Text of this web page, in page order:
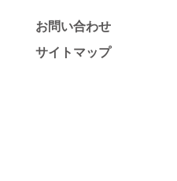
お問い合わせ
サイトマップ